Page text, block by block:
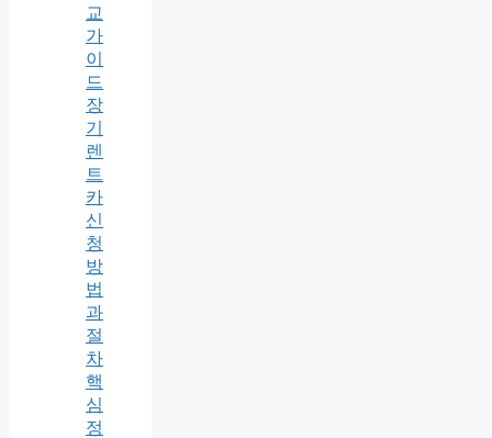
교
가
이
드
장
기
렌
트
카
신
청
방
법
과
절
차
핵
심
정